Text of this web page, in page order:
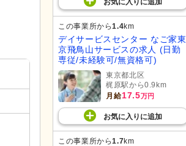
お気に入り に追加
この事業所から1.4km
デイサービスセンター なご家東
京飛鳥山サービスの求人 (日勤
専従/未経験可/無資格可)
東京都北区
梶原駅から0.9km
月給17.5万円
お気に入り に追加
この事業所から1.7km